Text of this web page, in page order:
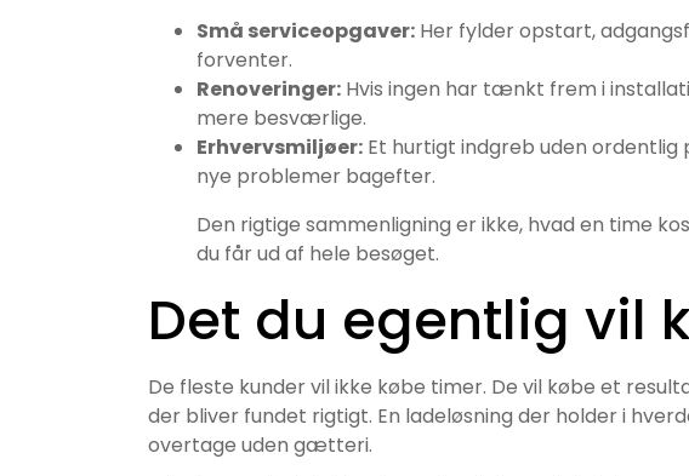
Små serviceopgaver: Her fylder opstart,
forventer.
Renoveringer: Hvis ingen har tænkt frem i
mere besværlige.
Erhvervsmiljøer: Et hurtigt indgreb uden
nye problemer bagefter.
Den rigtige sammenligning er ikke, hvad en time
du får ud af hele besøget.
Det du egentlig vil
De fleste kunder vil ikke købe timer. De vil købe et
der bliver fundet rigtigt. En ladeløsning der holder i
overtage uden gætteri.